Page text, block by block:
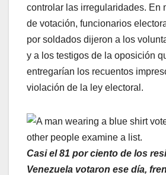
controlar las irregularidades. En
de votación, funcionarios
por soldados dijeron a los
y a los testigos de la oposición
entregarían los recuentos
violación de la ley electoral.
Casi el 81 por ciento de los
Venezuela votaron ese día,